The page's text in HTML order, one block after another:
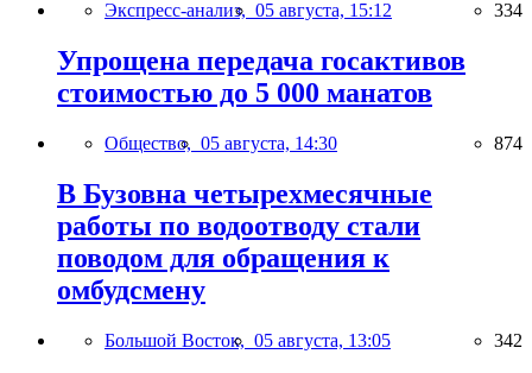
Экспресс-анализ, 05 августа, 15:12 334
Упрощена передача госактивов
стоимостью до 5 000 манатов
Общество, 05 августа, 14:30 874
В Бузовна четырехмесячные
работы по водоотводу стали
поводом для обращения к
омбудсмену
Большой Восток, 05 августа, 13:05 342